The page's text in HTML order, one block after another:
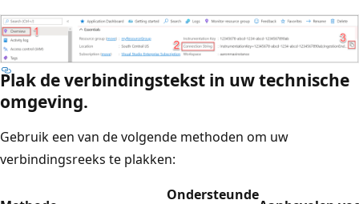
Plak de verbindingstekst in uw technische
omgeving.
Gebruik een van de volgende methoden om uw
verbindingsreeks te plakken:
Ondersteunde